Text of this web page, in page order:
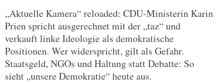
„Aktuelle Kamera“ reloaded: CDU-Ministerin Karin
Prien spricht ausgerechnet mit der „taz“ und
verkauft linke Ideologie als demokratische
Positionen. Wer widerspricht, gilt als Gefahr.
Staatsgeld, NGOs und Haltung statt Debatte: So
sieht „unsere Demokratie“ heute aus.